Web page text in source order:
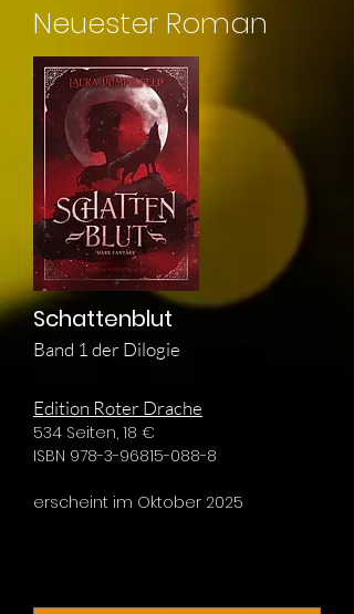
Neuester Roman
Schattenblut
Band 1 der Dilogie
Edition Roter Drache
534 Seiten, 18 €
ISBN 978-3-96815-088-8
erscheint im Oktober 2025